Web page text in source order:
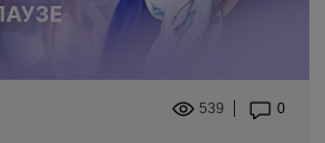
539 0